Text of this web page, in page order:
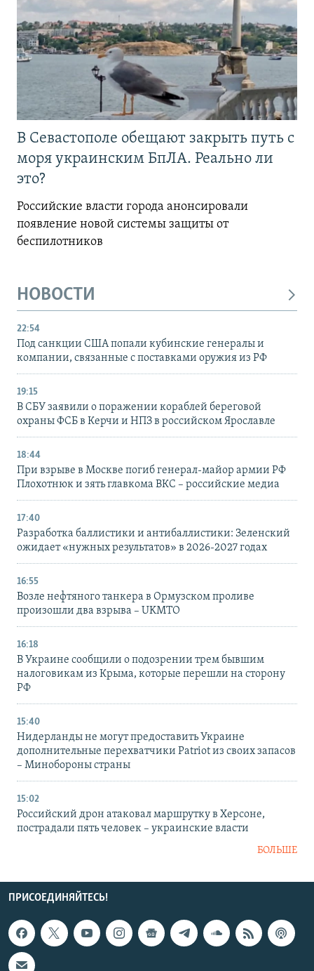
В Севастополе обещают закрыть путь с
моря украинским БпЛА. Реально ли
это?
Российские власти города анонсировали
появление новой системы защиты от
беспилотников
НОВОСТИ
22:54
Под санкции США попали кубинские генералы и
компании, связанные с поставками оружия из РФ
19:15
В СБУ заявили о поражении кораблей береговой
охраны ФСБ в Керчи и НПЗ в российском Ярославле
18:44
При взрыве в Москве погиб генерал-майор армии РФ
Плохотнюк и зять главкома ВКС – российские медиа
17:40
Разработка баллистики и антибаллистики: Зеленский
ожидает «нужных результатов» в 2026-2027 годах
16:55
Возле нефтяного танкера в Ормузском проливе
произошли два взрыва – UKMTO
16:18
В Украине сообщили о подозрении трем бывшим
налоговикам из Крыма, которые перешли на сторону
РФ
15:40
Нидерланды не могут предоставить Украине
дополнительные перехватчики Patriot из своих запасов
– Минобороны страны
15:02
Российский дрон атаковал маршрутку в Херсоне,
пострадали пять человек – украинские власти
БОЛЬШЕ
ПРИСОЕДИНЯЙТЕСЬ!